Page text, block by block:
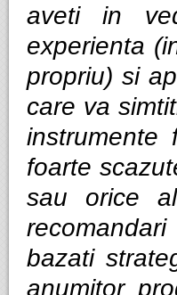
aveti in
experienta
propriu) si
care va
foarte
sau orice
bazati
anumitor